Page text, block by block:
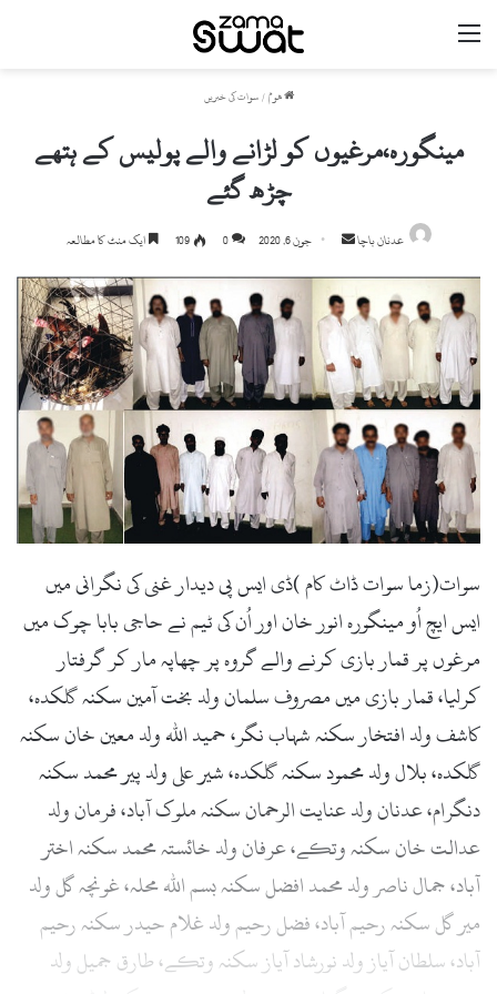
مینو
ھوم / سوات کی خبریں
مینگورہ،مرغیوں کو لڑانے والے پولیس کے ہتھے
چڑھ گئے
عدنان باچا
Send
email
جون 6, 2020 0
109 ایک منٹ کا مطالعہ
سوات(زما سوات ڈاٹ کام )ڈی ایس پی دیدار غنی کی نگرانی میں
ایس ایچ اُو مینگورہ انور خان اور اُن کی ٹیم نے حاجی بابا چوک میں
مرغوں پر قمار بازی کرنے والے گروہ پر چھاپہ مار کر گرفتار
کرلیا، قمار بازی میں مصروف سلمان ولد بخت آمین سکنہ گلکدہ،
کاشف ولد افتخار سکنہ شہاب نگر، حمید اللہ ولد معین خان سکنہ
گلکدہ، بلال ولد محمود سکنہ گلکدہ، شیر علی ولد پیر محمد سکنہ
دنگرام، عدنان ولد عنایت الرحمان سکنہ ملوک آباد، فرمان ولد
عدالت خان سکنہ وتکے، عرفان ولد خائستہ محمد سکنہ اختر
آباد، جمال ناصر ولد محمد افضل سکنہ بسم اللہ محلہ، غونچہ گل ولد
میر گل سکنہ رحیم آباد، فضل رحیم ولد غلام حیدر سکنہ رحیم
آباد، سلطان آیاز ولد نورشاد آیاز سکنہ وتکے، طارق جمیل ولد